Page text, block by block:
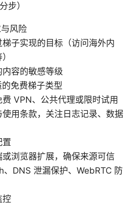
步）
风险
子实现的目标（访问海外内
容的敏感等级
免费梯子类型
VPN、公共代理或限时试用
用条款，关注日志记录、数据
置
浏览器扩展，确保来源可信
DNS 泄漏保护、WebRTC 防
控